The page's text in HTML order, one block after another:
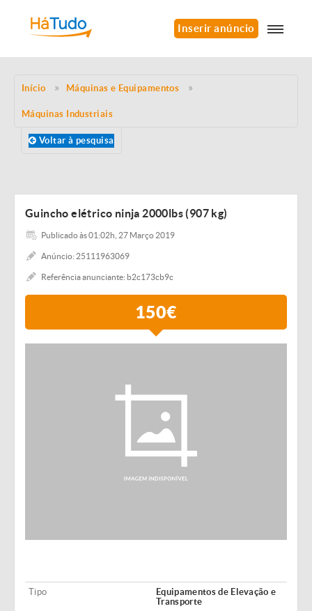
Inserir anúncio
Início Máquinas e Equipamentos
Máquinas Industriais
Voltar à pesquisa
Guincho elétrico ninja 2000lbs (907 kg)
Publicado às 01:02h, 27 Março 2019
Anúncio: 25111963069
Referência anunciante: b2c173cb9c
150€
Tipo
Equipamentos de Elevação e
Transporte